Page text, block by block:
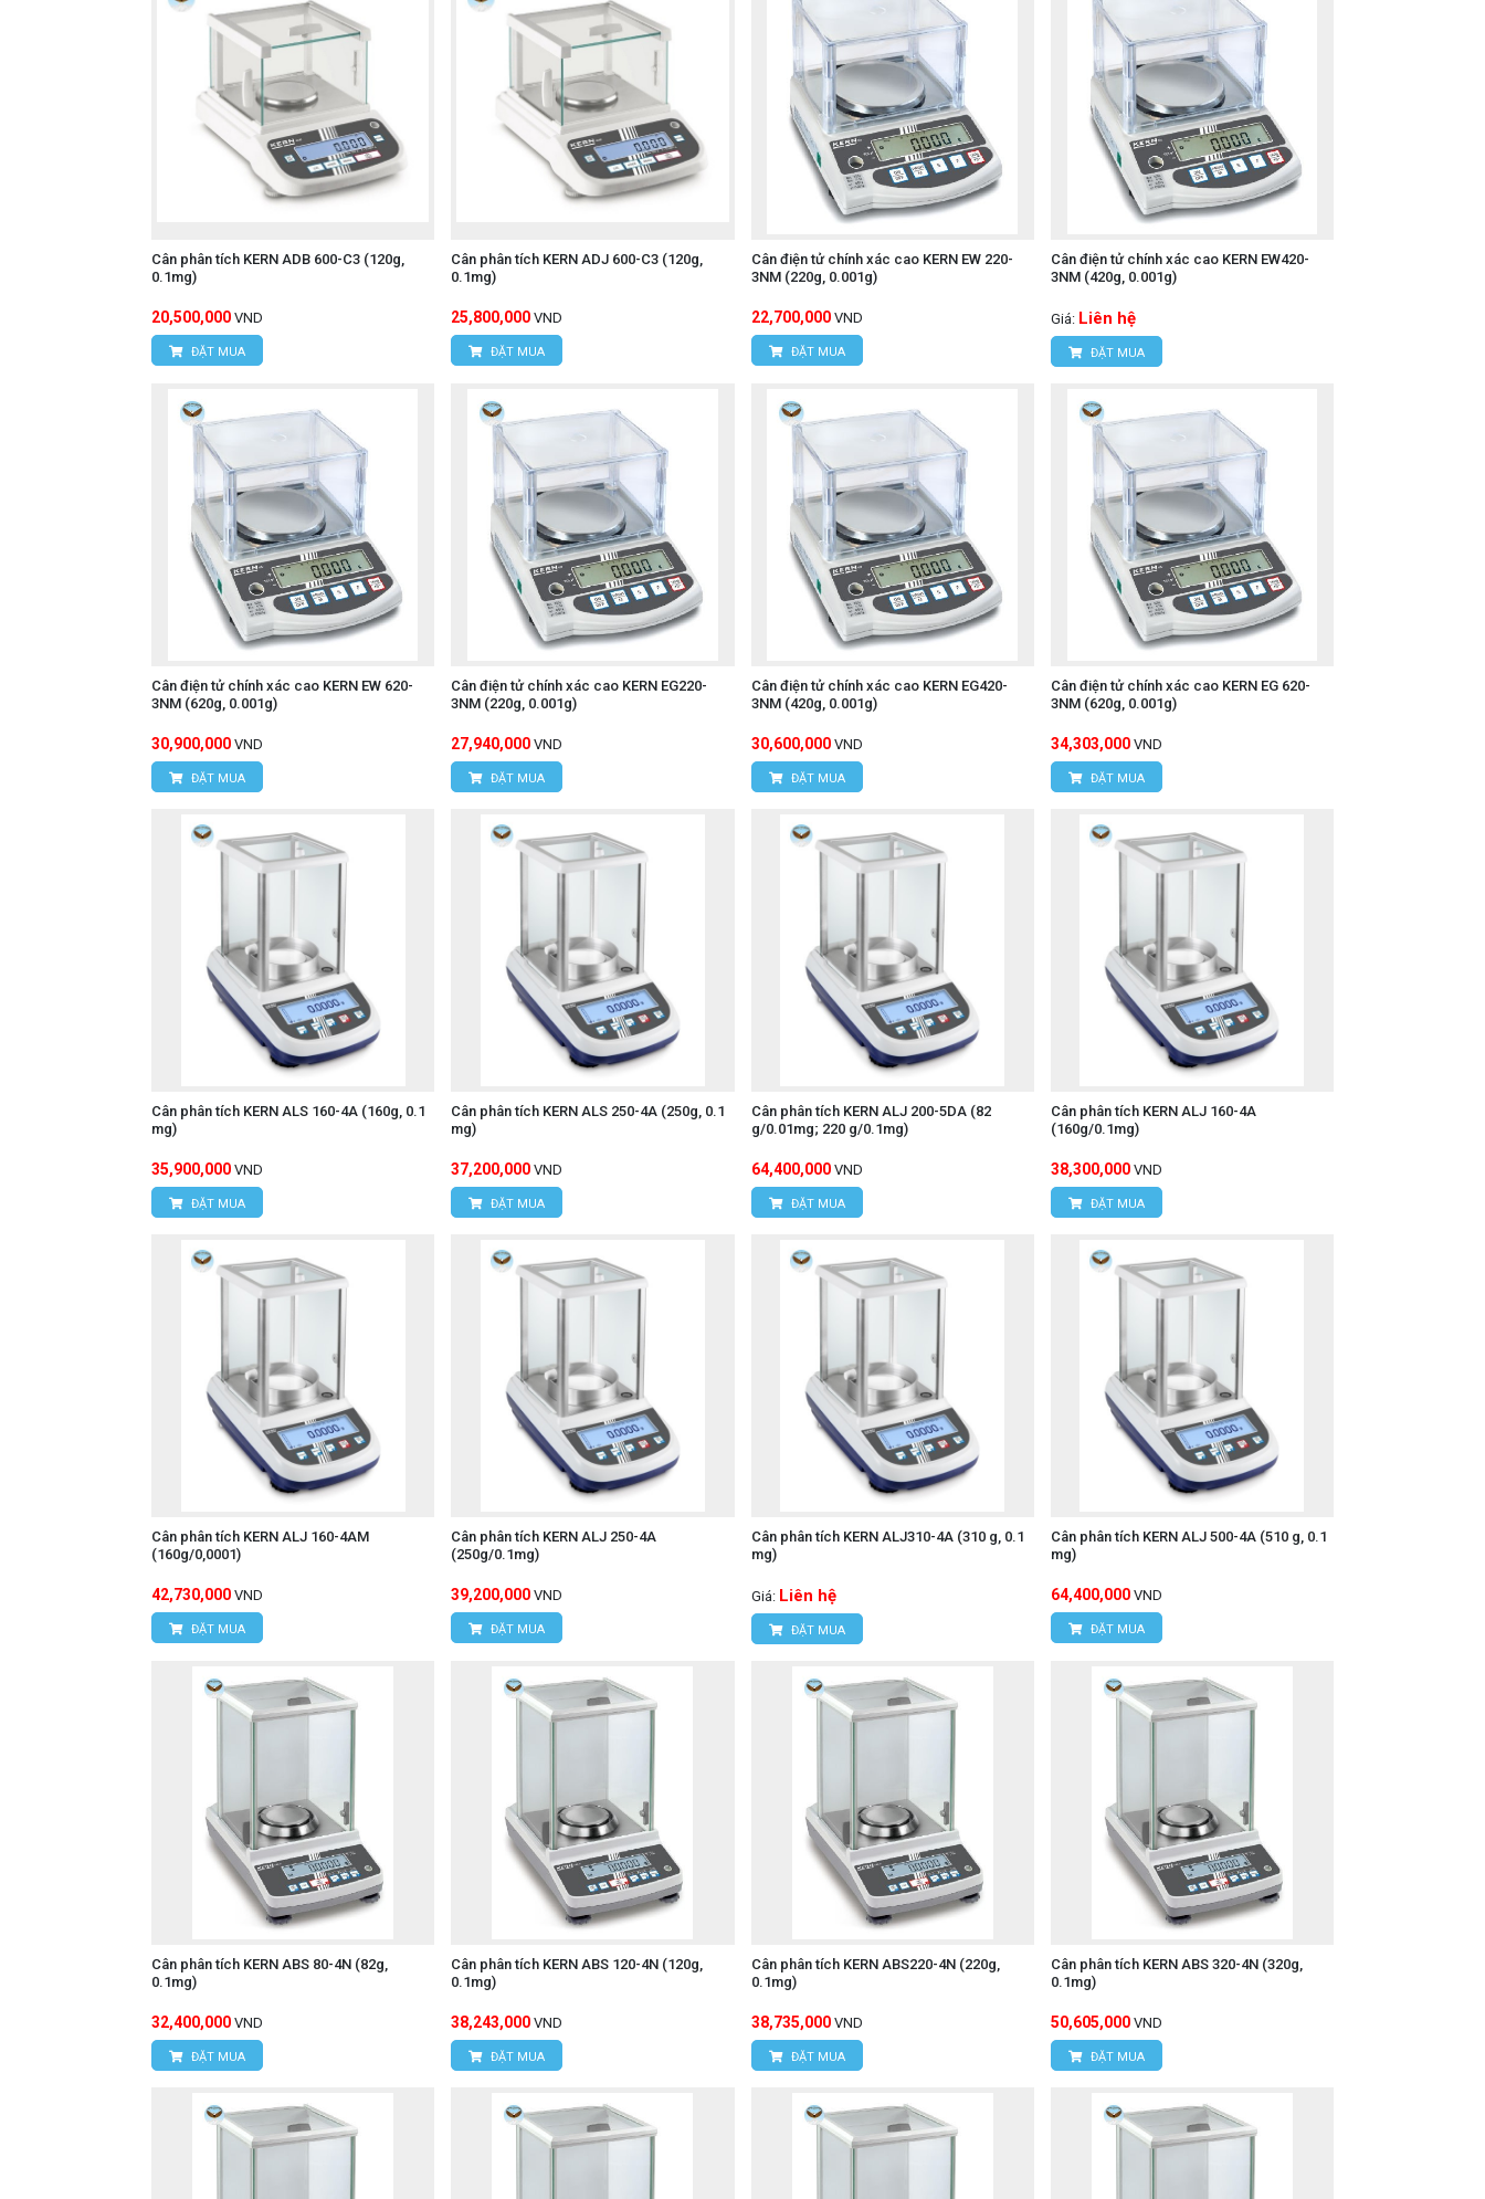
Cân phân tích KERN ADB 600-C3 (120g,
0.1mg)
20,500,000 VND
ĐẶT MUA
Cân phân tích KERN ADJ 600-C3 (120g,
0.1mg)
25,800,000 VND
ĐẶT MUA
Cân điện tử chính xác cao KERN EW 220-
3NM (220g, 0.001g)
22,700,000 VND
ĐẶT MUA
Cân điện tử chính xác cao KERN EW420-
3NM (420g, 0.001g)
Giá: Liên hệ
ĐẶT MUA
Cân điện tử chính xác cao KERN EW 620-
3NM (620g, 0.001g)
30,900,000 VND
ĐẶT MUA
Cân điện tử chính xác cao KERN EG220-
3NM (220g, 0.001g)
27,940,000 VND
ĐẶT MUA
Cân điện tử chính xác cao KERN EG420-
3NM (420g, 0.001g)
30,600,000 VND
ĐẶT MUA
Cân điện tử chính xác cao KERN EG 620-
3NM (620g, 0.001g)
34,303,000 VND
ĐẶT MUA
Cân phân tích KERN ALS 160-4A (160g, 0.1
mg)
35,900,000 VND
ĐẶT MUA
Cân phân tích KERN ALS 250-4A (250g, 0.1
mg)
37,200,000 VND
ĐẶT MUA
Cân phân tích KERN ALJ 200-5DA (82
g/0.01mg; 220 g/0.1mg)
64,400,000 VND
ĐẶT MUA
Cân phân tích KERN ALJ 160-4A
(160g/0.1mg)
38,300,000 VND
ĐẶT MUA
Cân phân tích KERN ALJ 160-4AM
(160g/0,0001)
42,730,000 VND
ĐẶT MUA
Cân phân tích KERN ALJ 250-4A
(250g/0.1mg)
39,200,000 VND
ĐẶT MUA
Cân phân tích KERN ALJ310-4A (310 g, 0.1
mg)
Giá: Liên hệ
ĐẶT MUA
Cân phân tích KERN ALJ 500-4A (510 g, 0.1
mg)
64,400,000 VND
ĐẶT MUA
Cân phân tích KERN ABS 80-4N (82g,
0.1mg)
32,400,000 VND
ĐẶT MUA
Cân phân tích KERN ABS 120-4N (120g,
0.1mg)
38,243,000 VND
ĐẶT MUA
Cân phân tích KERN ABS220-4N (220g,
0.1mg)
38,735,000 VND
ĐẶT MUA
Cân phân tích KERN ABS 320-4N (320g,
0.1mg)
50,605,000 VND
ĐẶT MUA